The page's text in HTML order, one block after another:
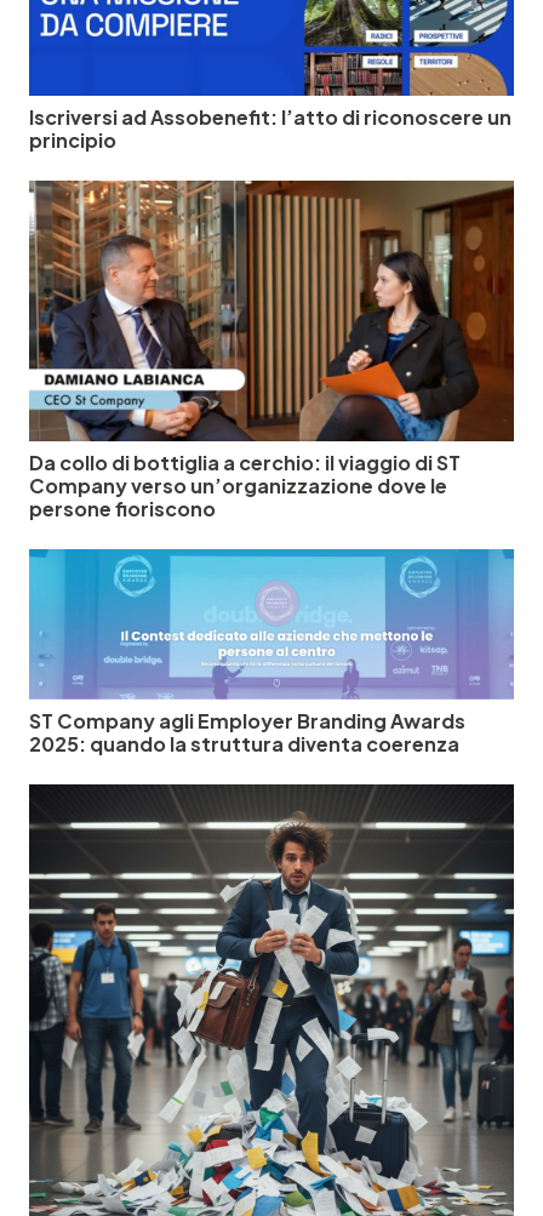
Iscriversi ad Assobenefit: l’atto di riconoscere un
principio
Da collo di bottiglia a cerchio: il viaggio di ST
Company verso un’organizzazione dove le
persone fioriscono
ST Company agli Employer Branding Awards
2025: quando la struttura diventa coerenza